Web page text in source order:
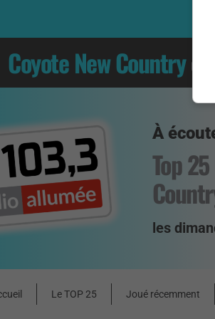
Coyote New Country
À
Top
les
Le TOP 25 Joué récemment